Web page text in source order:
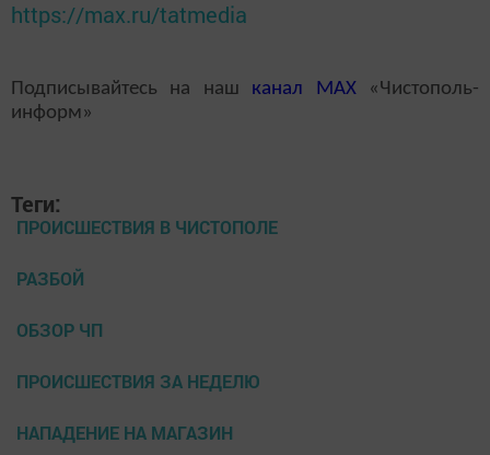
https://max.ru/tatmedia
Подписывайтесь на наш канал MAX«Чистополь-
информ»
Теги:
ПРОИСШЕСТВИЯ В ЧИСТОПОЛЕ
РАЗБОЙ
ОБЗОР ЧП
ПРОИСШЕСТВИЯ ЗА НЕДЕЛЮ
НАПАДЕНИЕ НА МАГАЗИН